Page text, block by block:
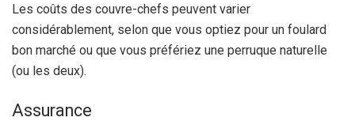
Les coûts des couvre-chefs peuvent varier
considérablement, selon que vous optiez pour un foulard
bon marché ou que vous préfériez une perruque naturelle
(ou les deux).
Assurance